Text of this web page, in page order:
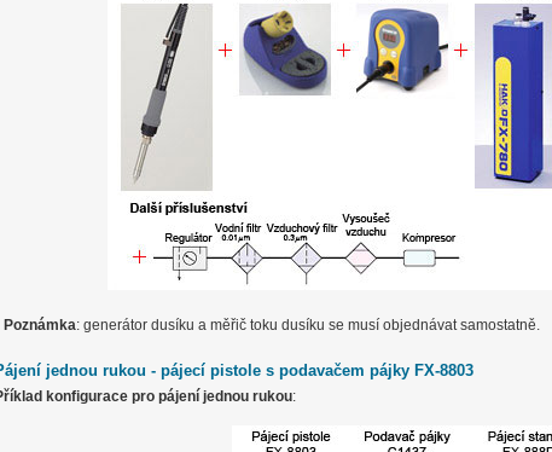
Poznámka: generátor dusíku a měřič toku dusíku se musí objednávat samostatně.
jednou rukou - pájecí pistole s podavačem pájky FX-8803
konfigurace pro pájení jednou rukou: